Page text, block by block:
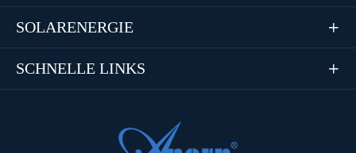
SOLARENERGIE 
SCHNELLE LINKS 